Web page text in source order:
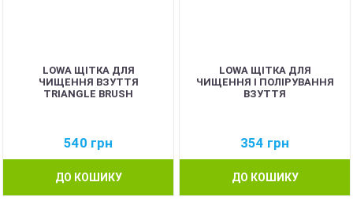
LOWA ЩІТКА ДЛЯ
ЧИЩЕННЯ ВЗУТТЯ
TRIANGLE BRUSH
540 грн
ДО КОШИКУ
LOWA ЩІТКА ДЛЯ
ЧИЩЕННЯ І ПОЛІРУВАННЯ
ВЗУТТЯ
354 грн
ДО КОШИКУ